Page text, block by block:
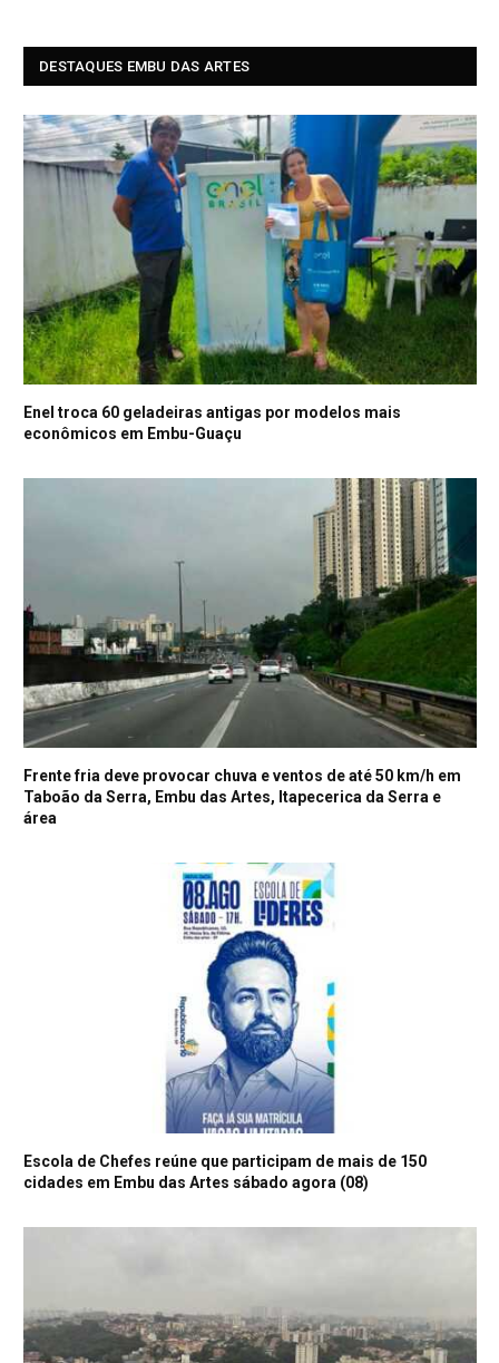
DESTAQUES EMBU DAS ARTES
Enel troca 60 geladeiras antigas por modelos mais
econômicos em Embu-Guaçu
Frente fria deve provocar chuva e ventos de até 50 km/h em
Taboão da Serra, Embu das Artes, Itapecerica da Serra e
área
Escola de Chefes reúne que participam de mais de 150
cidades em Embu das Artes sábado agora (08)